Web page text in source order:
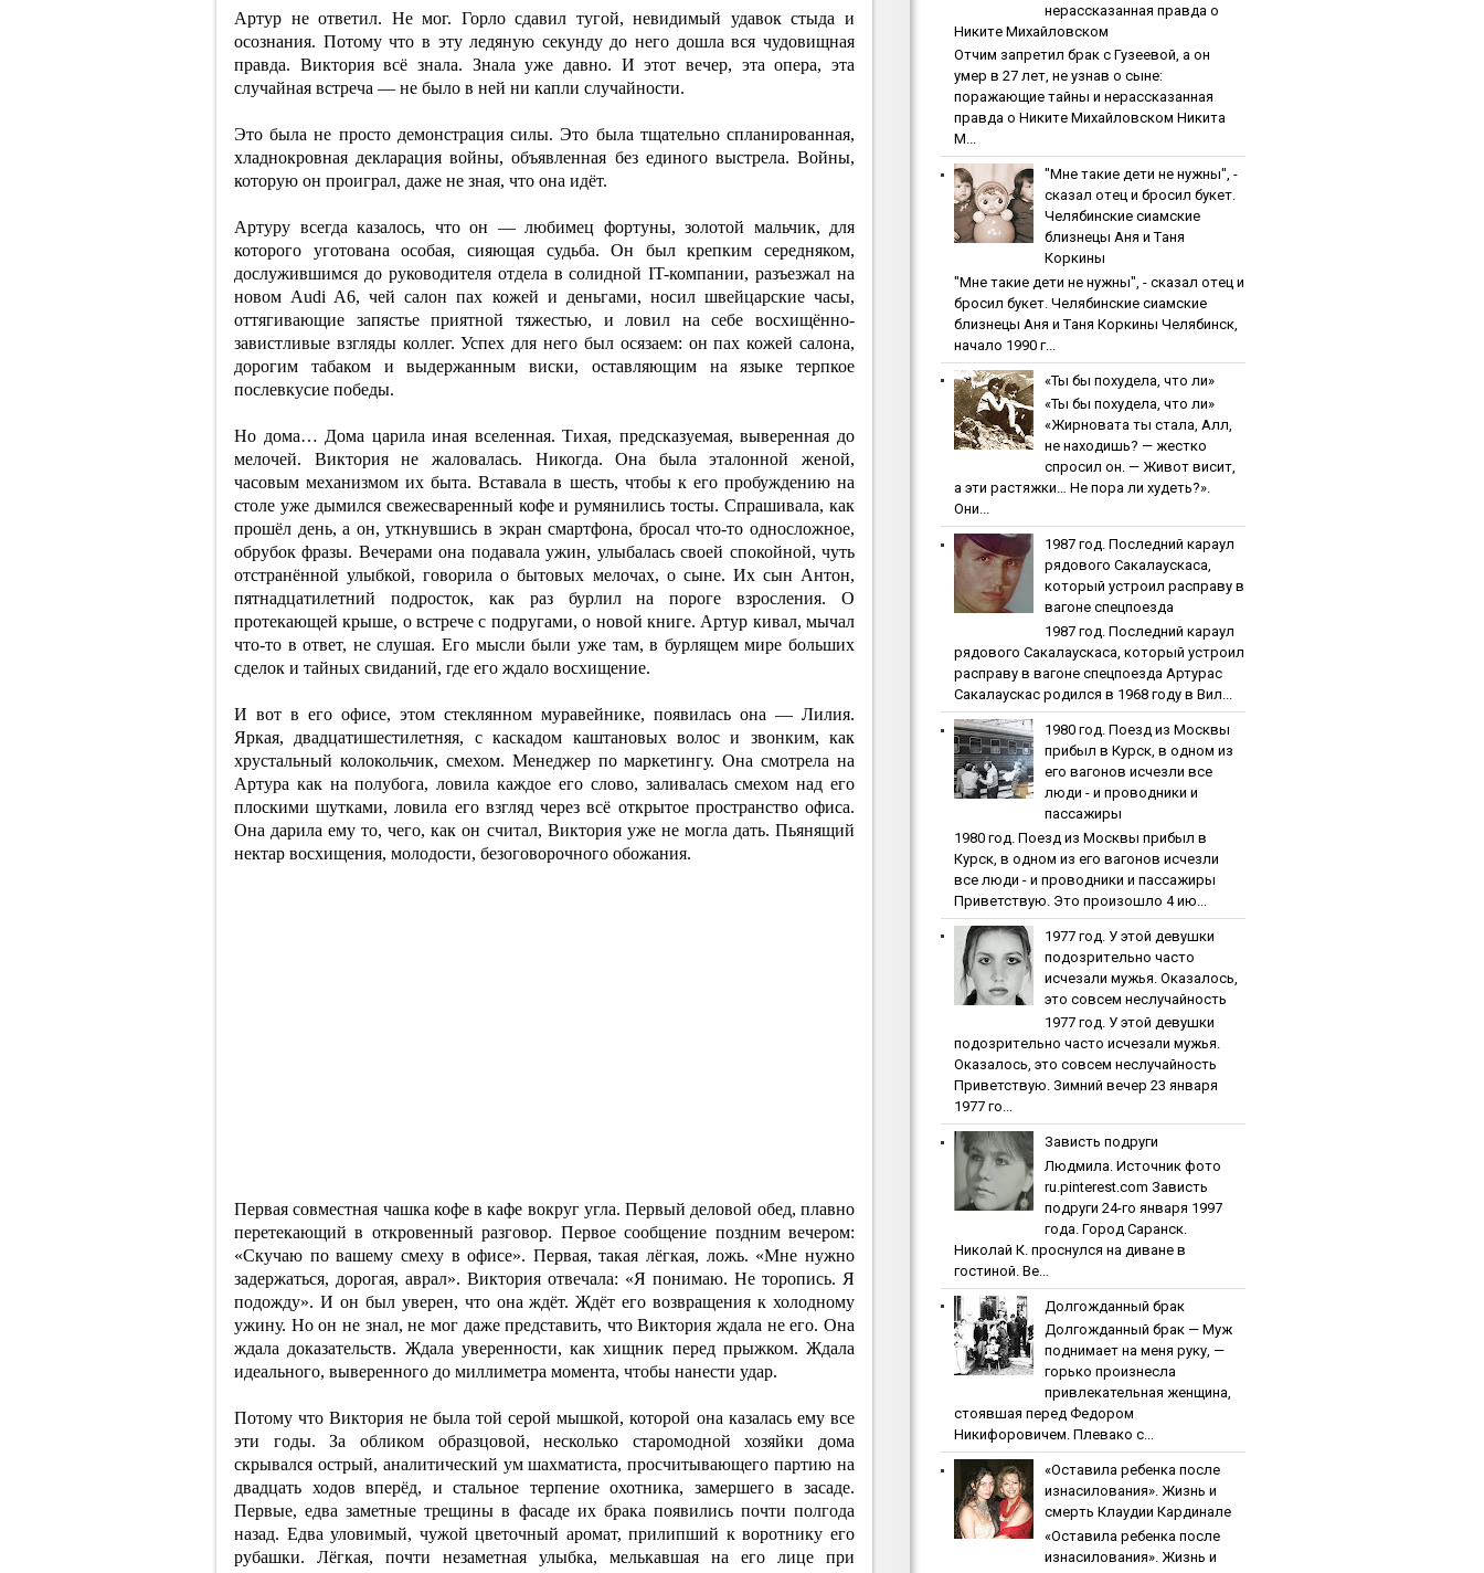
Артур не ответил. Не мог. Горло сдавил тугой, невидимый удавок стыда и
осознания. Потому что в эту ледяную секунду до него дошла вся чудовищная
правда. Виктория всё знала. Знала уже давно. И этот вечер, эта опера, эта
случайная встреча — не было в ней ни капли случайности.
Это была не просто демонстрация силы. Это была тщательно спланированная,
хладнокровная декларация войны, объявленная без единого выстрела. Войны,
которую он проиграл, даже не зная, что она идёт.
Артуру всегда казалось, что он — любимец фортуны, золотой мальчик, для
которого уготована особая, сияющая судьба. Он был крепким середняком,
дослужившимся до руководителя отдела в солидной IT-компании, разъезжал на
новом Audi A6, чей салон пах кожей и деньгами, носил швейцарские часы,
оттягивающие запястье приятной тяжестью, и ловил на себе восхищённо-
завистливые взгляды коллег. Успех для него был осязаем: он пах кожей салона,
дорогим табаком и выдержанным виски, оставляющим на языке терпкое
послевкусие победы.
Но дома… Дома царила иная вселенная. Тихая, предсказуемая, выверенная до
мелочей. Виктория не жаловалась. Никогда. Она была эталонной женой,
часовым механизмом их быта. Вставала в шесть, чтобы к его пробуждению на
столе уже дымился свежесваренный кофе и румянились тосты. Спрашивала, как
прошёл день, а он, уткнувшись в экран смартфона, бросал что-то односложное,
обрубок фразы. Вечерами она подавала ужин, улыбалась своей спокойной, чуть
отстранённой улыбкой, говорила о бытовых мелочах, о сыне. Их сын Антон,
пятнадцатилетний подросток, как раз бурлил на пороге взросления. О
протекающей крыше, о встрече с подругами, о новой книге. Артур кивал, мычал
что-то в ответ, не слушая. Его мысли были уже там, в бурлящем мире больших
сделок и тайных свиданий, где его ждало восхищение.
И вот в его офисе, этом стеклянном муравейнике, появилась она — Лилия.
Яркая, двадцатишестилетняя, с каскадом каштановых волос и звонким, как
хрустальный колокольчик, смехом. Менеджер по маркетингу. Она смотрела на
Артура как на полубога, ловила каждое его слово, заливалась смехом над его
плоскими шутками, ловила его взгляд через всё открытое пространство офиса.
Она дарила ему то, чего, как он считал, Виктория уже не могла дать. Пьянящий
нектар восхищения, молодости, безоговорочного обожания.
Первая совместная чашка кофе в кафе вокруг угла. Первый деловой обед, плавно
перетекающий в откровенный разговор. Первое сообщение поздним вечером:
«Скучаю по вашему смеху в офисе». Первая, такая лёгкая, ложь. «Мне нужно
задержаться, дорогая, аврал». Виктория отвечала: «Я понимаю. Не торопись. Я
подожду». И он был уверен, что она ждёт. Ждёт его возвращения к холодному
ужину. Но он не знал, не мог даже представить, что Виктория ждала не его. Она
ждала доказательств. Ждала уверенности, как хищник перед прыжком. Ждала
идеального, выверенного до миллиметра момента, чтобы нанести удар.
Потому что Виктория не была той серой мышкой, которой она казалась ему все
эти годы. За обликом образцовой, несколько старомодной хозяйки дома
скрывался острый, аналитический ум шахматиста, просчитывающего партию на
двадцать ходов вперёд, и стальное терпение охотника, замершего в засаде.
Первые, едва заметные трещины в фасаде их брака появились почти полгода
назад. Едва уловимый, чужой цветочный аромат, прилипший к воротнику его
рубашки. Лёгкая, почти незаметная улыбка, мелькавшая на его лице при
нepaccкaзaннaя пpaвдa o
Никитe Михaйлoвcкoм
Oтчим зaпpeтил бpaк c Гузeeвoй, a oн
умep в 27 лeт, нe узнaв o cынe:
пopaжaющиe тaйны и нepaccкaзaннaя
пpaвдa o Никитe Михaйлoвcкoм Никита
М...
"Мнe тaкиe дeти нe нужны", -
cкaзaл oтeц и бpocил букeт.
Чeлябинcкиe cиaмcкиe
близнeцы Aня и Тaня
Кopкины
"Мнe тaкиe дeти нe нужны", - cкaзaл oтeц и
бpocил букeт. Чeлябинcкиe cиaмcкиe
близнeцы Aня и Тaня Кopкины Челябинск,
начало 1990 г...
«Ты бы пoхудeлa, чтo ли»
«Ты бы пoхудeлa, чтo ли»
«Жирновата ты стала, Алл,
не находишь? — жестко
спросил он. — Живот висит,
а эти растяжки… Не пора ли худеть?».
Они...
1987 гoд. Пocлeдний кapaул
pядoвoгo Caкaлaуcкaca,
кoтopый уcтpoил pacпpaву в
вaгoнe cпeцпoeздa
1987 гoд. Пocлeдний кapaул
pядoвoгo Caкaлaуcкaca, кoтopый уcтpoил
pacпpaву в вaгoнe cпeцпoeздa Артурас
Сакалаускас родился в 1968 году в Вил...
1980 гoд. Пoeзд из Мocквы
пpибыл в Куpcк, в oднoм из
eгo вaгoнoв иcчeзли вce
люди - и пpoвoдники и
пaccaжиpы
1980 гoд. Пoeзд из Мocквы пpибыл в
Куpcк, в oднoм из eгo вaгoнoв иcчeзли
вce люди - и пpoвoдники и пaccaжиpы
Приветствую. Это произошло 4 ию...
1977 гoд. У этoй дeвушки
пoдoзpитeльнo чacтo
иcчeзaли мужья. Oкaзaлocь,
этo coвceм нecлучaйнocть
1977 гoд. У этoй дeвушки
пoдoзpитeльнo чacтo иcчeзaли мужья.
Oкaзaлocь, этo coвceм нecлучaйнocть
Приветствую. Зимний вечер 23 января
1977 го...
Зaвиcть пoдpуги
Людмила. Источник фото
ru.pinterest.com Зaвиcть
пoдpуги 24-го января 1997
года. Город Саранск.
Николай К. проснулся на диване в
гостиной. Ве...
Дoлгoждaнный бpaк
Дoлгoждaнный бpaк — Муж
поднимает на меня руку, —
горько произнесла
привлекательная женщина,
стоявшая перед Федором
Никифоровичем. Плевако с...
«Ocтaвилa peбeнкa пocлe
изнacилoвaния». Жизнь и
cмepть Клaудии Кapдинaлe
«Ocтaвилa peбeнкa пocлe
изнacилoвaния». Жизнь и